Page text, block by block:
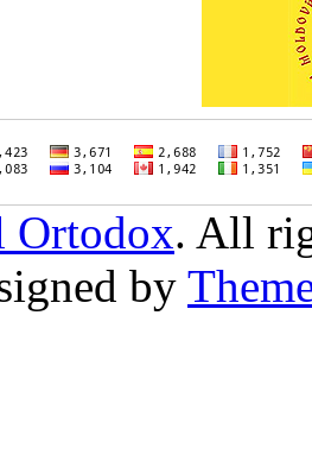
Ortodox. All
by